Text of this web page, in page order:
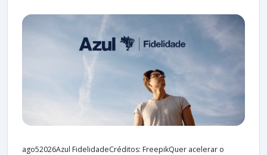
ago52026Azul FidelidadeCréditos: FreepikQuer acelerar o